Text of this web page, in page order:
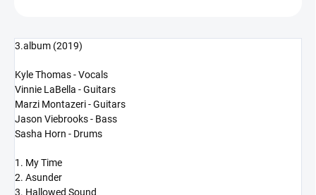
3.album (2019)
Kyle Thomas - Vocals
Vinnie LaBella - Guitars
Marzi Montazeri - Guitars
Jason Viebrooks - Bass
Sasha Horn - Drums
1. My Time
2. Asunder
3. Hallowed Sound